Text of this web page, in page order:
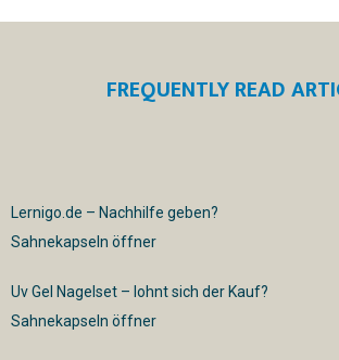
FREQUENTLY READ
Lernigo.de – Nachhilfe geben?
Sahnekapseln öffner
Uv Gel Nagelset – lohnt sich der Kauf?
Sahnekapseln öffner